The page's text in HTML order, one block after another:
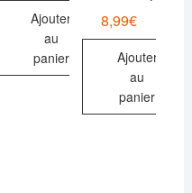
Ajouter
au
panier
8,99€
Ajouter
au
panier